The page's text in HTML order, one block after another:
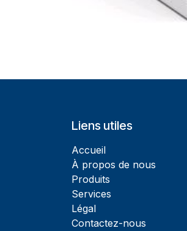
Liens utiles
Accueil
À propos de nous
Produits
Services
Légal
Contactez-nous